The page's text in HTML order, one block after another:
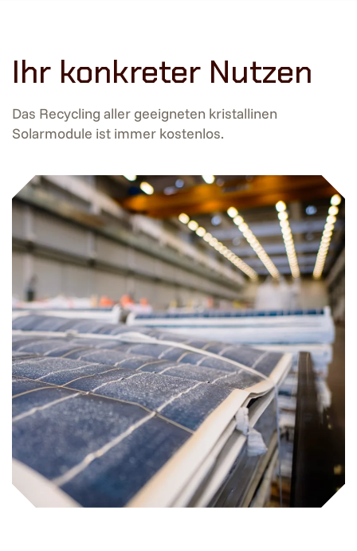
Ihr konkreter Nutzen
Das Recycling aller geeigneten kristallinen
Solarmodule ist immer kostenlos.